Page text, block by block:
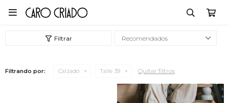

Recomendados
Filtrando por: Calzado Talle 39 Quitar filtros